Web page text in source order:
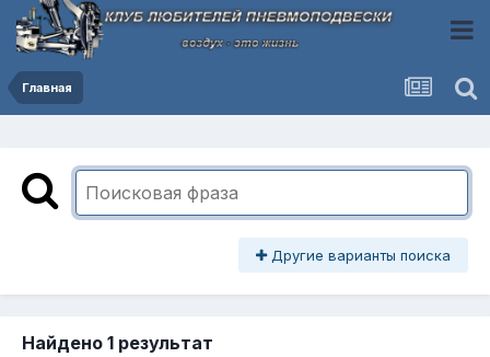
Главная
Другие варианты поиска
Найдено 1 результат